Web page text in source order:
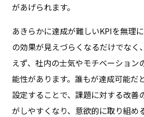
があげられます。
あきらかに達成が難しいKPIを無理
の効果が見えづらくなるだけでなく
えず、社内の士気やモチベーション
能性があります。誰もが達成可能だ
設定することで、課題に対する改善
がしやすくなり、意欲的に取り組め